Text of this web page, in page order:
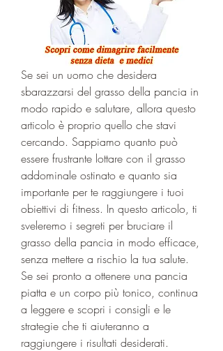
Se sei un uomo che desidera
sbarazzarsi del grasso della pancia in
modo rapido e salutare, allora questo
articolo è proprio quello che stavi
cercando. Sappiamo quanto può
essere frustrante lottare con il grasso
addominale ostinato e quanto sia
importante per te raggiungere i tuoi
obiettivi di fitness. In questo articolo, ti
sveleremo i segreti per bruciare il
grasso della pancia in modo efficace,
senza mettere a rischio la tua salute.
Se sei pronto a ottenere una pancia
piatta e un corpo più tonico, continua
a leggere e scopri i consigli e le
strategie che ti aiuteranno a
raggiungere i risultati desiderati.